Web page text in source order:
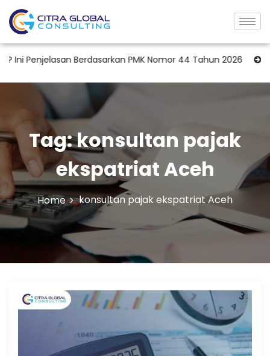
Penjelasan Berdasarkan PMK Nomor 44 Tahun 2026
Tag:konsultan pajak
ekspatriat Aceh
Home konsultan pajak ekspatriat Aceh